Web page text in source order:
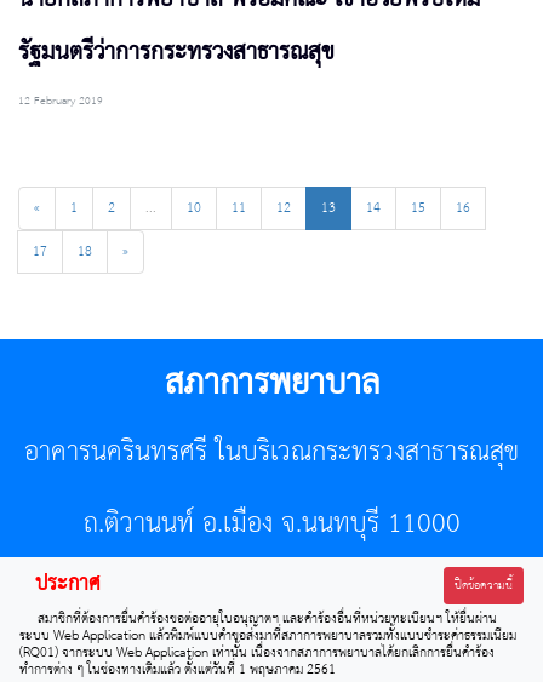
รัฐมนตรีว่าการกระทรวงสาธารณสุข
12 February 2019
« 1 2 ... 10 11 12 13 14 15
16
17
18 »
สภาการพยาบาล
อาคารนครินทรศรี ในบริเวณกระทรวงสาธารณสุข
ถ.ติวานนท์ อ.เมือง จ.นนทบุรี 11000
โทรศัพท์ 02-596-7500 โทรสาร 0-2589-7121 E-mail :
center@tnmc.or.th
ประกาศ ปิดข้อความนี้
สมาชิกที่ต้องการยื่นคำร้องขอต่ออายุใบอนุญาตฯ และคำร้องอื่นที่หน่วยทะเบียนฯ ให้ยื่นผ่าน
ระบบ Web Application แล้วพิมพ์แบบคำขอส่งมาที่สภาการพยาบาลรวมทั้งแบบชำระค่าธรรมเนียม
(RQ01) จากระบบ Web Application เท่านั้น เนื่องจากสภาการพยาบาลได้ยกเลิกการยื่นคำร้อง
ทำการต่าง ๆ ในช่องทางเดิมแล้ว ตั้งแต่วันที่ 1 พฤษภาคม 2561